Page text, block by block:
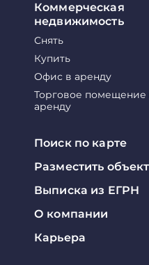
Коммерческая
недвижимость
Снять
Купить
Офис в аренду
Торговое помещение
аренду
Поиск по карте
Разместить объект
Выписка из ЕГРН
О компании
Карьера